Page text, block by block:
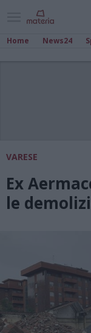
Home News24
VARESE
Ex
le